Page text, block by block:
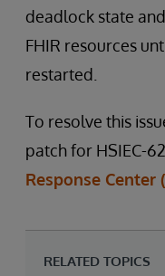
deadlock state
FHIR resources
restarted.
To resolve this
patch for HSIEC-
Response Center
RELATED TOPICS